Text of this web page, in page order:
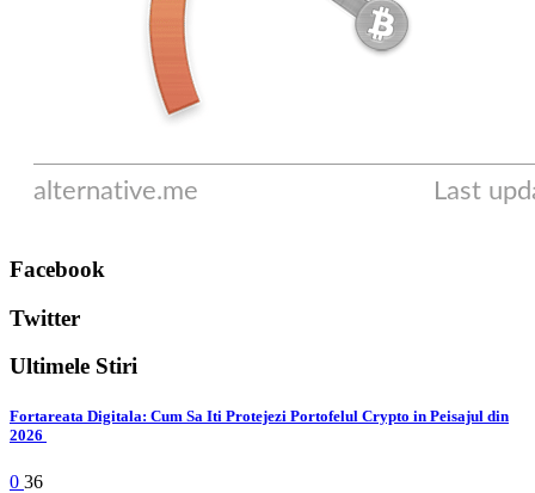
Facebook
Twitter
Ultimele Stiri
Fortareata Digitala: Cum Sa Iti Protejezi Portofelul Crypto in Peisajul din
2026
0 36